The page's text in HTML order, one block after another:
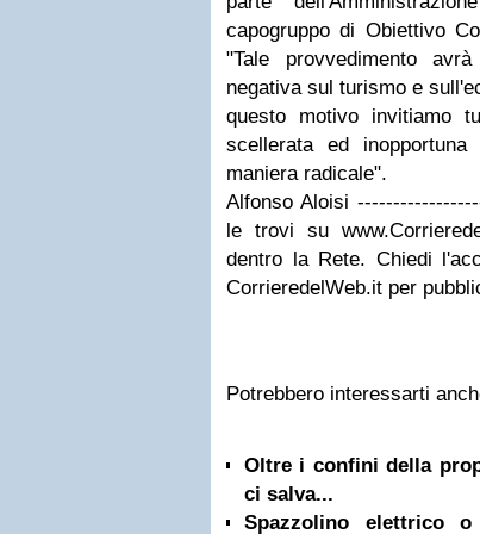
capogruppo di Obiettivo
"Tale provvedimento
negativa sul turismo e
questo motivo invitiamo
scellerata ed
maniera radicale".
Alfonso Aloisi
le trovi su
dentro la Rete. Chiedi
CorrieredelWeb.it per
Potrebbero interessarti
Oltre i confini della
ci salva...
Spazzolino elettrico